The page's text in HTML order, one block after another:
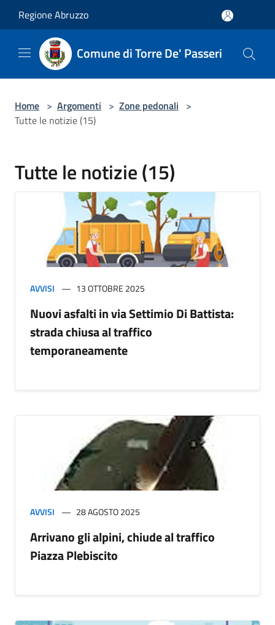
Regione Abruzzo
Comune di Torre De' Passeri
Home > Argomenti > Zone pedonali >
Tutte le notizie (15)
Tutte le notizie (15)
AVVISI 13 OTTOBRE 2025
Nuovi asfalti in via Settimio Di Battista:
strada chiusa al traffico
temporaneamente
AVVISI 28 AGOSTO 2025
Arrivano gli alpini, chiude al traffico
Piazza Plebiscito